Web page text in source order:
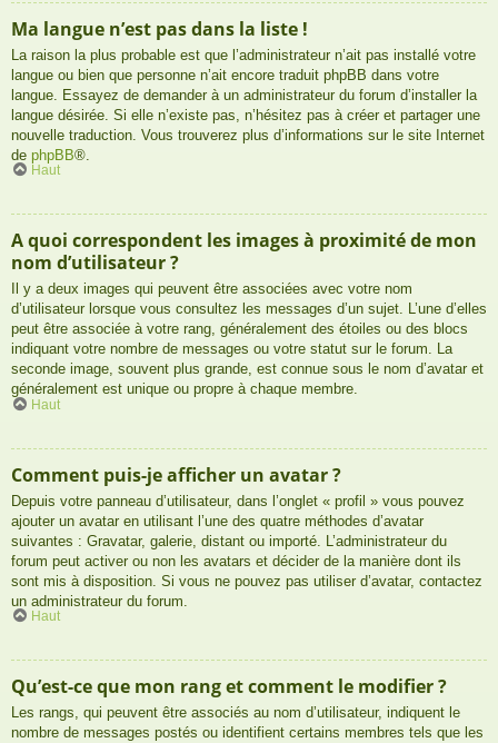
Ma langue n’est pas dans la liste !
La raison la plus probable est que l’administrateur n’ait pas installé votre
langue ou bien que personne n’ait encore traduit phpBB dans votre
langue. Essayez de demander à un administrateur du forum d’installer la
langue désirée. Si elle n’existe pas, n’hésitez pas à créer et partager une
nouvelle traduction. Vous trouverez plus d’informations sur le site Internet
de phpBB®.
Haut
A quoi correspondent les images à proximité de mon
nom d’utilisateur ?
Il y a deux images qui peuvent être associées avec votre nom
d’utilisateur lorsque vous consultez les messages d’un sujet. L’une d’elles
peut être associée à votre rang, généralement des étoiles ou des blocs
indiquant votre nombre de messages ou votre statut sur le forum. La
seconde image, souvent plus grande, est connue sous le nom d’avatar et
généralement est unique ou propre à chaque membre.
Haut
Comment puis-je afficher un avatar ?
Depuis votre panneau d’utilisateur, dans l’onglet « profil » vous pouvez
ajouter un avatar en utilisant l’une des quatre méthodes d’avatar
suivantes : Gravatar, galerie, distant ou importé. L’administrateur du
forum peut activer ou non les avatars et décider de la manière dont ils
sont mis à disposition. Si vous ne pouvez pas utiliser d’avatar, contactez
un administrateur du forum.
Haut
Qu’est-ce que mon rang et comment le modifier ?
Les rangs, qui peuvent être associés au nom d’utilisateur, indiquent le
nombre de messages postés ou identifient certains membres tels que les